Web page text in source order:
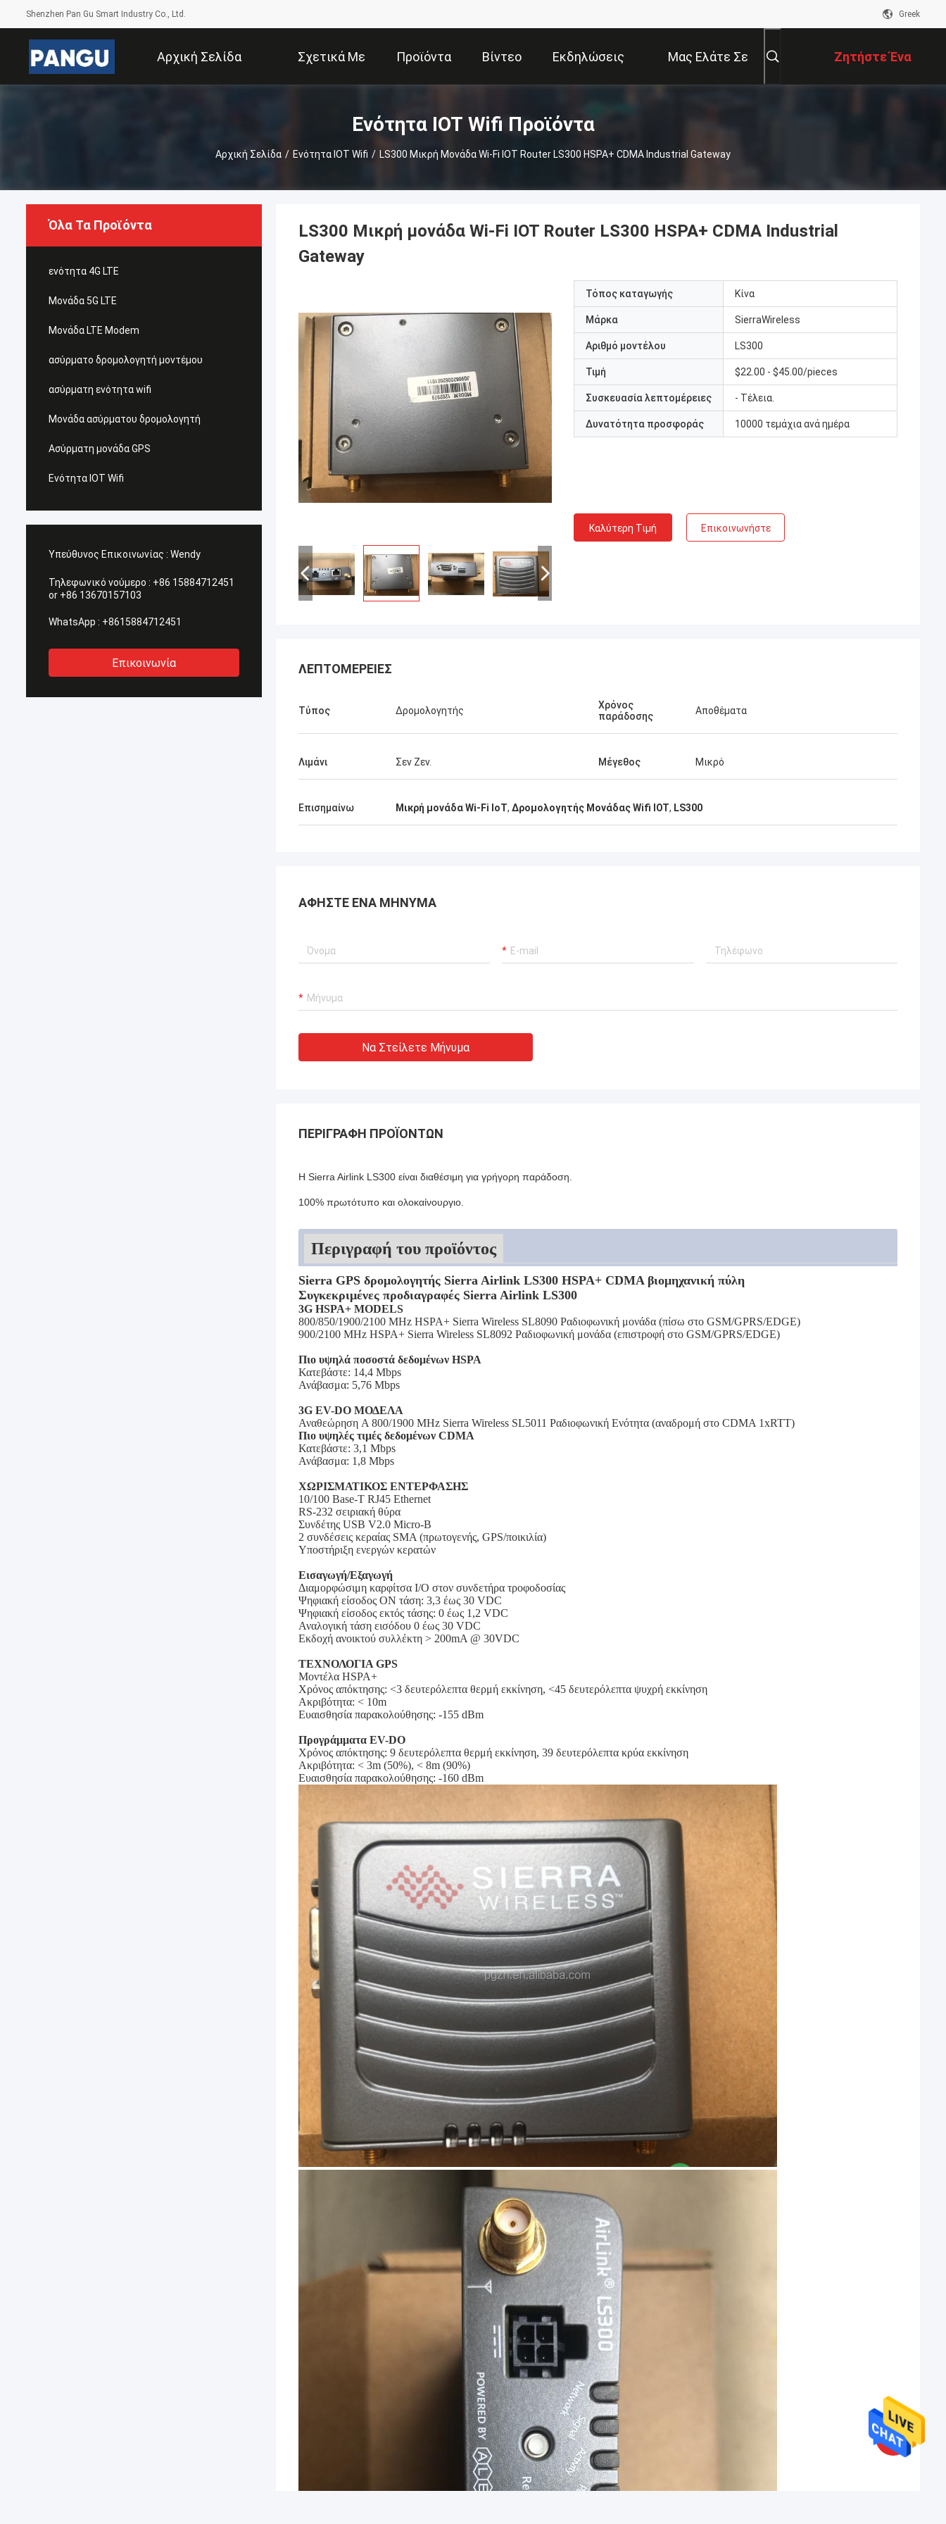
Shenzhen Pan Gu Smart Industry Co., Ltd. Greek
Αρχική Σελίδα Σχετικά Με
Εμάς
Προϊόντα Βίντεο Εκδηλώσεις Μας Ελάτε Σε Ζητήστε Ένα
Απόσπασμα
Ενότητα IOT Wifi Προϊόντα
Αρχική Σελίδα / Ενότητα IOT Wifi / LS300 Μικρή Μονάδα Wi-Fi IOT Router LS300 HSPA+ CDMA Industrial Gateway
Όλα Τα Προϊόντα
ενότητα 4G LTE
Μονάδα 5G LTE
Μονάδα LTE Modem
ασύρματο δρομολογητή μοντέμου
ασύρματη ενότητα wifi
Μονάδα ασύρματου δρομολογητή
Ασύρματη μονάδα GPS
Ενότητα IOT Wifi
Υπεύθυνος Επικοινωνίας : Wendy
Τηλεφωνικό νούμερο : +86 15884712451
or +86 13670157103
WhatsApp : +8615884712451
Επικοινωνία
LS300 Μικρή μονάδα Wi-Fi IOT Router LS300 HSPA+ CDMA Industrial
Gateway
Τόπος καταγωγής Κίνα
Μάρκα SierraWireless
Αριθμό μοντέλου LS300
Τιμή $22.00 - $45.00/pieces
Συσκευασία λεπτομέρειες - Τέλεια.
Δυνατότητα προσφοράς 10000 τεμάχια ανά ημέρα
Καλύτερη Τιμή Επικοινωνήστε
ΛΕΠΤΟΜΈΡΕΙΕΣ
Τύπος Δρομολογητής
Χρόνος
παράδοσης
Αποθέματα
Λιμάνι Σεν Ζεν. Μέγεθος Μικρό
Επισημαίνω Μικρή μονάδα Wi-Fi IoT, Δρομολογητής Μονάδας Wifi IOT, LS300
ΑΦΉΣΤΕ ΈΝΑ ΜΉΝΥΜΑ
Να Στείλετε Μήνυμα
ΠΕΡΙΓΡΑΦΉ ΠΡΟΪΌΝΤΩΝ
Η Sierra Airlink LS300 είναι διαθέσιμη για γρήγορη παράδοση.
100% πρωτότυπο και ολοκαίνουργιο.
Περιγραφή του προϊόντος
Sierra GPS δρομολογητής Sierra Airlink LS300 HSPA+ CDMA βιομηχανική πύλη
Συγκεκριμένες προδιαγραφές Sierra Airlink LS300
3G HSPA+ MODELS
800/850/1900/2100 MHz HSPA+ Sierra Wireless SL8090 Ραδιοφωνική μονάδα (πίσω στο GSM/GPRS/EDGE)
900/2100 MHz HSPA+ Sierra Wireless SL8092 Ραδιοφωνική μονάδα (επιστροφή στο GSM/GPRS/EDGE)
Πιο υψηλά ποσοστά δεδομένων HSPA
Κατεβάστε: 14,4 Mbps
Ανάβασμα: 5,76 Mbps
3G EV-DO ΜΟΔΕΛΑ
Αναθεώρηση A 800/1900 MHz Sierra Wireless SL5011 Ραδιοφωνική Ενότητα (αναδρομή στο CDMA 1xRTT)
Πιο υψηλές τιμές δεδομένων CDMA
Κατεβάστε: 3,1 Mbps
Ανάβασμα: 1,8 Mbps
ΧΩΡΙΣΜΑΤΙΚΟΣ ΕΝΤΕΡΦΑΣΗΣ
10/100 Base-T RJ45 Ethernet
RS-232 σειριακή θύρα
Συνδέτης USB V2.0 Micro-B
2 συνδέσεις κεραίας SMA (πρωτογενής, GPS/ποικιλία)
Υποστήριξη ενεργών κερατών
Εισαγωγή/Εξαγωγή
Διαμορφώσιμη καρφίτσα I/O στον συνδετήρα τροφοδοσίας
Ψηφιακή είσοδος ON τάση: 3,3 έως 30 VDC
Ψηφιακή είσοδος εκτός τάσης: 0 έως 1,2 VDC
Αναλογική τάση εισόδου 0 έως 30 VDC
Εκδοχή ανοικτού συλλέκτη > 200mA @ 30VDC
ΤΕΧΝΟΛΟΓΙΑ GPS
Μοντέλα HSPA+
Χρόνος απόκτησης: <3 δευτερόλεπτα θερμή εκκίνηση, <45 δευτερόλεπτα ψυχρή εκκίνηση
Ακριβότητα: < 10m
Ευαισθησία παρακολούθησης: -155 dBm
Προγράμματα EV-DO
Χρόνος απόκτησης: 9 δευτερόλεπτα θερμή εκκίνηση, 39 δευτερόλεπτα κρύα εκκίνηση
Ακριβότητα: < 3m (50%), < 8m (90%)
Ευαισθησία παρακολούθησης: -160 dBm